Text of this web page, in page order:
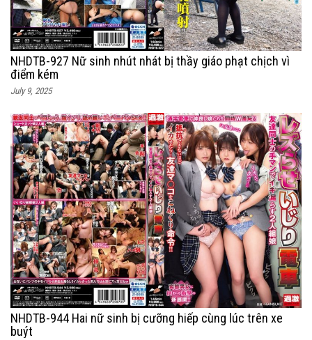
NHDTB-927 Nữ sinh nhút nhát bị thầy giáo phạt chịch vì
điểm kém
July 9, 2025
NHDTB-944 Hai nữ sinh bị cưỡng hiếp cùng lúc trên xe
buýt